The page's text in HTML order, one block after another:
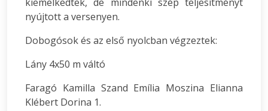
nyújtott a versenyen.
Dobogósok és az első nyolcban végzeztek:
Lány 4x50 m váltó
Faragó Kamilla Szand Emília Moszina Elianna
Klébert Dorina 1.